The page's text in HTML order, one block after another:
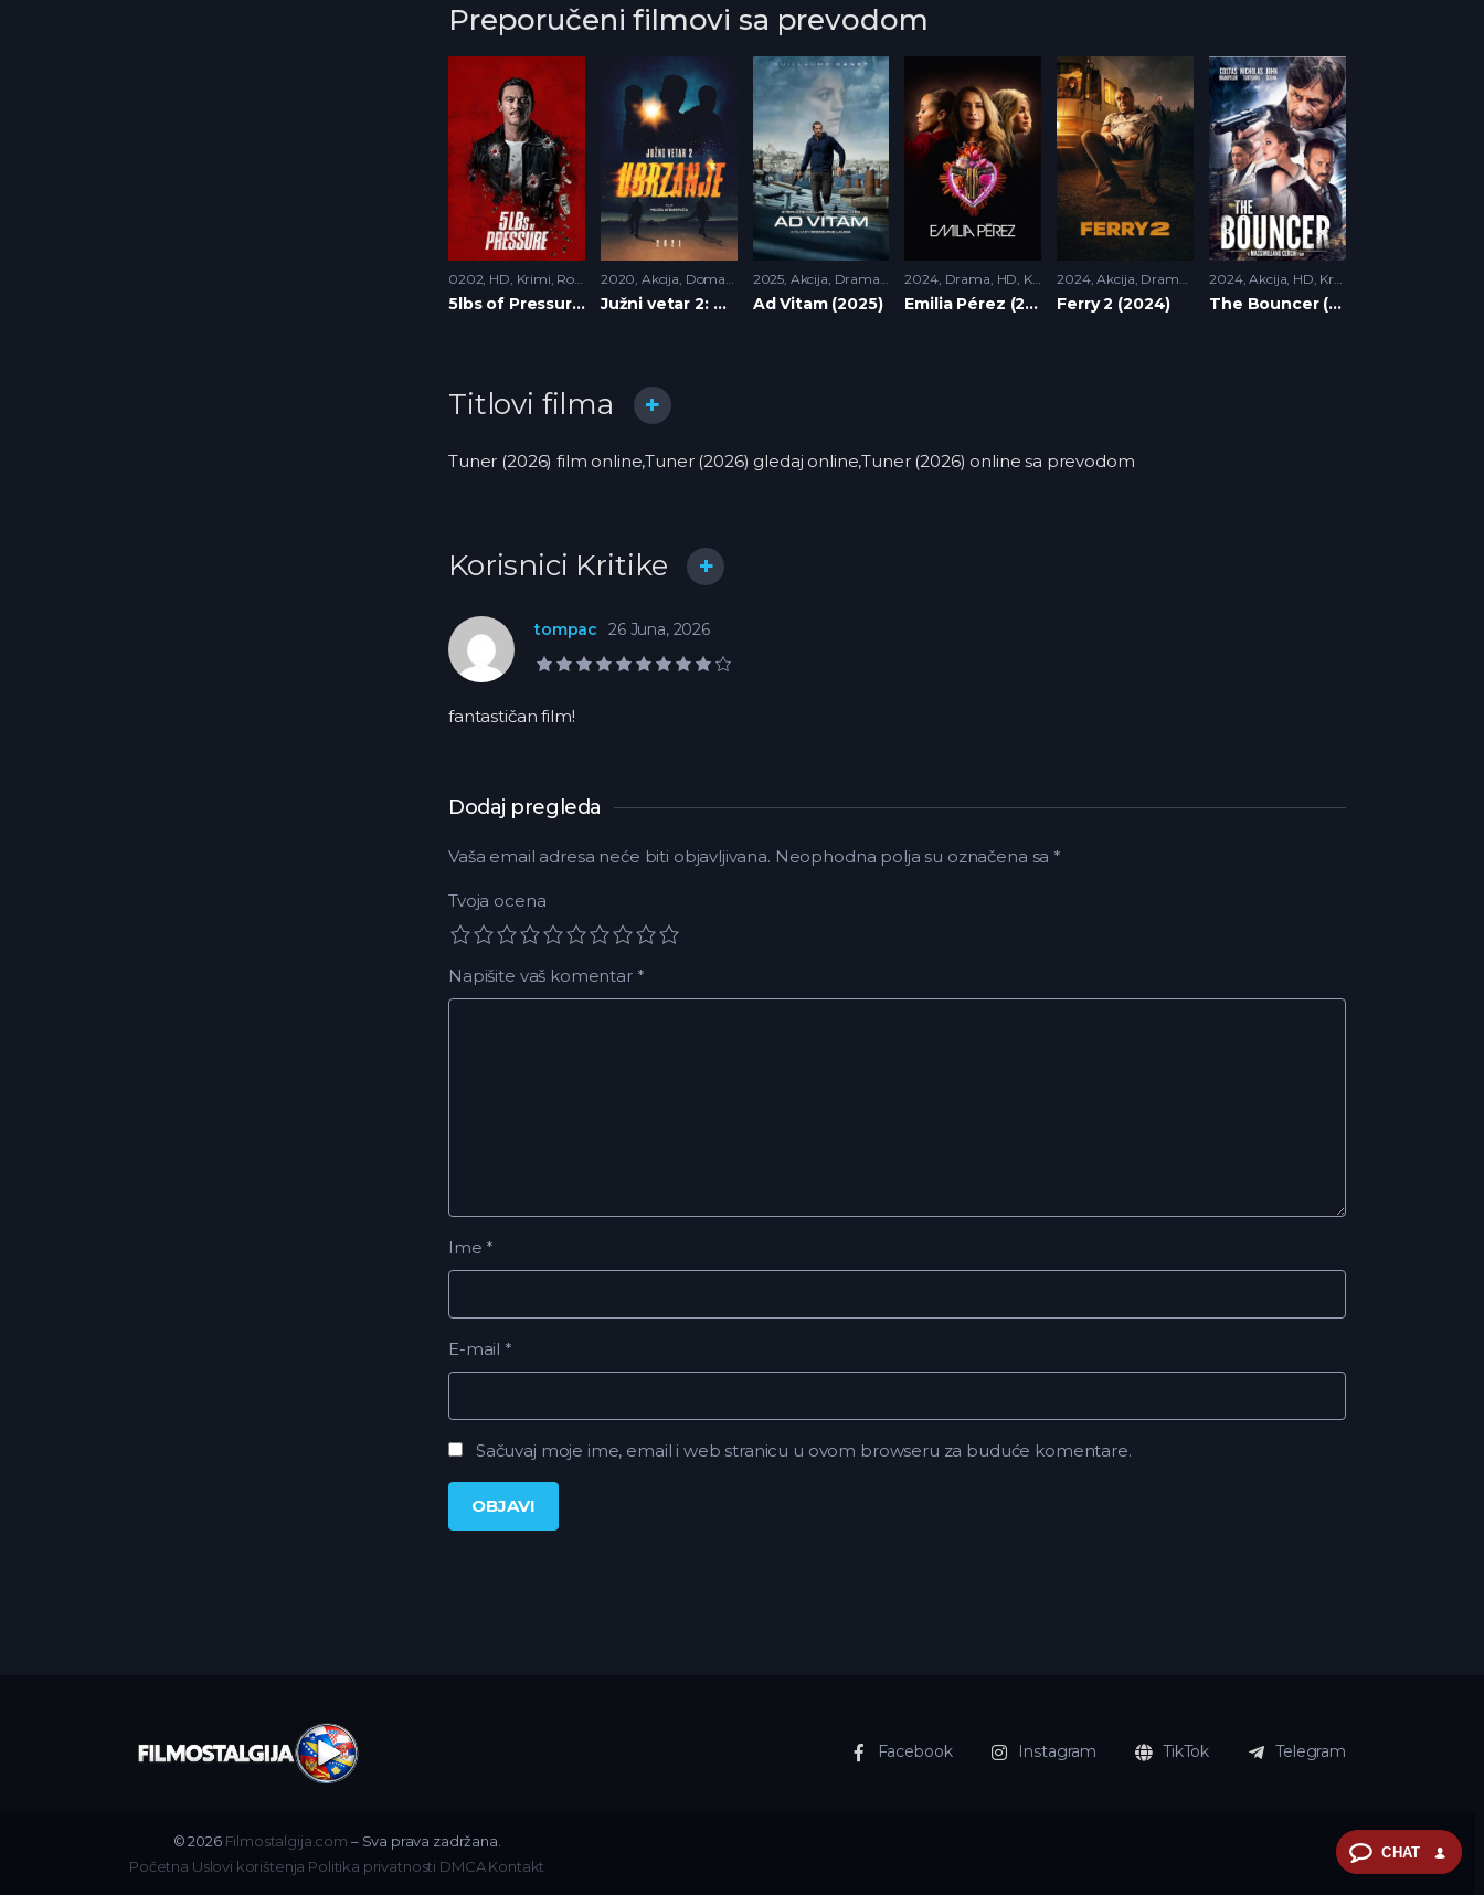
Preporučeni filmovi sa prevodom
0202 HD, Krimi, Romantika ,Triler
5lbs of Pressure (2024)
2020 Akcija, Domaci filmovi (2021) ,HD,Krimi Triler
Južni vetar 2: Ubrzanje (2021)
2025 Akcija, Drama,HD,Krimi
Ad Vitam (2025)
2024 Drama, HD, Krimi ,Muzicki,Triler
Emilia Pérez (2024)
2024 Akcija, Drama , HD,Krimi,Triler
Ferry 2 (2024)
2024 Akcija, HD, Krimi
The Bouncer (2024)
Titlovi filma
Tuner (2026) film online,Tuner (2026) gledaj online,Tuner (2026) online sa prevodom
Dodaj pregleda
Vaša email adresa neće biti objavljivana. Neophodna polja su označena sa *
Tvoja ocena
Napišite vaš komentar *
Ime *
E-mail *
Sačuvaj moje ime, email i web stranicu u ovom browseru za buduće komentare.
Korisnici Kritike
tompac
26 Juna, 2026
9,0 rejting
fantastičan film!
Facebook Instagram TikTok Telegram
© 2026 Filmostalgija.com – Sva prava zadržana.
Početna Uslovi korištenja Politika privatnosti DMCA Kontakt
CHAT